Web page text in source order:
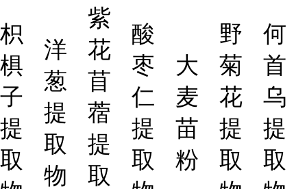
枳
椇
子
提
取
洋
葱
提
取
物
紫
花
苜
蓿
提
取
酸
枣
仁
提
取
大
麦
苗
粉
野
菊
花
提
取
何
首
乌
提
取